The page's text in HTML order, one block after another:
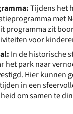
Tijdens het
met
programma zit
voor
In de historische
het park naar
Hier kunnen
in een
om samen te